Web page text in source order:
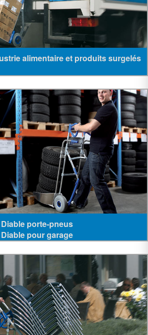
alimentaire et produits surgelés
Diable porte-pneus
Diable pour garage